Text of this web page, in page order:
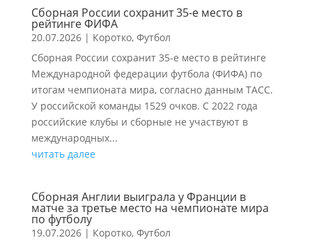
Сборная России сохранит 35-е место в
рейтинге ФИФА
20.07.2026| Коротко, Футбол
Сборная России сохранит 35-е место в рейтинге
Международной федерации футбола (ФИФА) по
итогам чемпионата мира, согласно данным ТАСС.
У российской команды 1529 очков. С 2022 года
российские клубы и сборные не участвуют в
международных...
читать далее
Сборная Англии выиграла у Франции в
матче за третье место на чемпионате мира
по футболу
19.07.2026| Коротко, Футбол